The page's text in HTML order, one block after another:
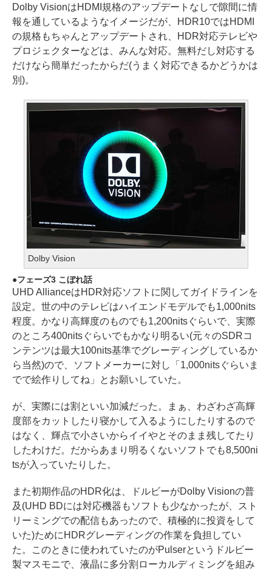
Dolby VisionはHDMI規格のアップデートなしで隙間に情
報を通しているようなイメージだが、HDR10ではHDMI
の規格もちゃんとアップデートされ、HDR対応テレビや
プロジェクターなどは、みんな対応。無料だし対応する
だけなら簡単だったからだ(うまく対応できるかどうかは
別)。
Dolby Vision
フェーズ3 こぼれ話
UHD AllianceはHDR対応ソフトに関してガイドラインを
設定。世の中のテレビはハイエンドモデルでも1,000nits
程度。かなり高輝度のものでも1,200nitsぐらいで、実際
のところ400nitsぐらいでもかなり明るい(元々のSDRコ
ンテンツは最大100nits基準でグレーディングしているか
ら当然)ので、ソフトメーカーに対し「1,000nitsぐらいま
でで絵作りしてね」とお願いしていた。
が、実際には割といい加減だった。まぁ、わざわざ高輝
度部をカットしたり寝かして入るようにしたりするので
はなく、輝点で小さいからイイやとそのまま残してたり
したわけだ。だからあまり明るくないソフトでも8,500ni
tsが入っていたりした。
また初期作品のHDR化は、ドルビーがDolby Visionの普
及(UHD BDには対応機器もソフトも少なかったが、スト
リーミングでの配信もあったので、積極的に投資をして
いた)ためにHDRグレーディングの作業を負担してい
た。このときに使われていたのがPulserというドルビー
製マスモニで、液晶に多分割ローカルディミングを組み